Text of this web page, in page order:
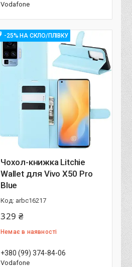
Vodafone
-25% НА СКЛО/ПЛІВКУ
Чохол-книжка Litchie
Wallet для Vivo X50 Pro
Blue
arbc16217
329 ₴
Немає в наявності
+380 (99) 374-84-06
Vodafone